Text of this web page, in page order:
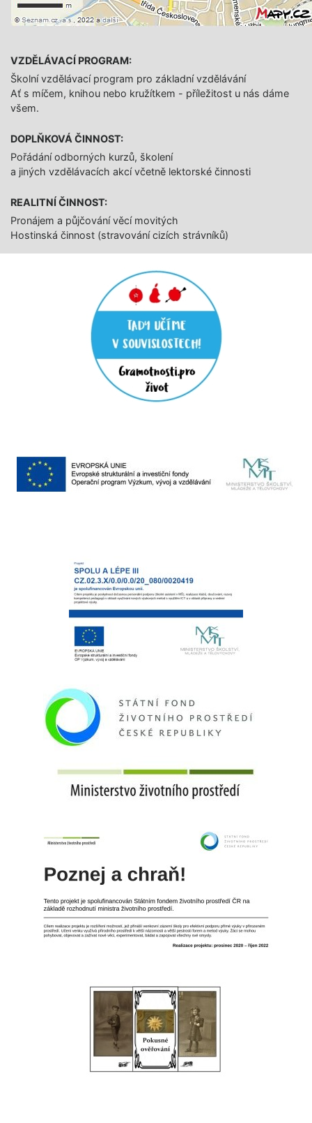
VZDĚLÁVACÍ PROGRAM:
Školní vzdělávací program pro základní vzdělávání
Ať s míčem, knihou nebo kružítkem - příležitost u nás dáme
všem.
DOPLŇKOVÁ ČINNOST:
Pořádání odborných kurzů, školení
a jiných vzdělávacích akcí včetně lektorské činnosti
REALITNÍ ČINNOST:
Pronájem a půjčování věcí movitých
Hostinská činnost (stravování cizích strávníků)